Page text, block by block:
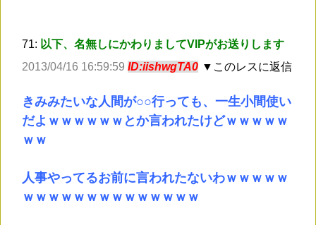
71: 以下、名無しにかわりましてVIPがお送りします
2013/04/16 16:59:59 ID:iishwgTA0 ▼このレスに返信
きみみたいな人間が○○行っても、一生小間使い
だよｗｗｗｗｗｗとか言われたけどｗｗｗｗｗ
ｗｗ
人事やってるお前に言われたないわｗｗｗｗｗ
ｗｗｗｗｗｗｗｗｗｗｗｗｗｗ